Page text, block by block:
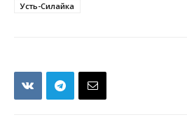
Усть-Силайка